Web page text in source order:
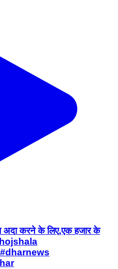
अदा करने के लिए,एक हजार के